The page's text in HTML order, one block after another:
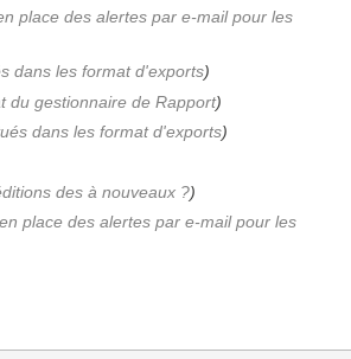
place des alertes par e-mail pour les
dans les format d'exports)
du gestionnaire de Rapport)
dans les format d'exports)
des à nouveaux ?)
place des alertes par e-mail pour les